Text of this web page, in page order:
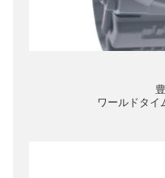
ワールドタイ